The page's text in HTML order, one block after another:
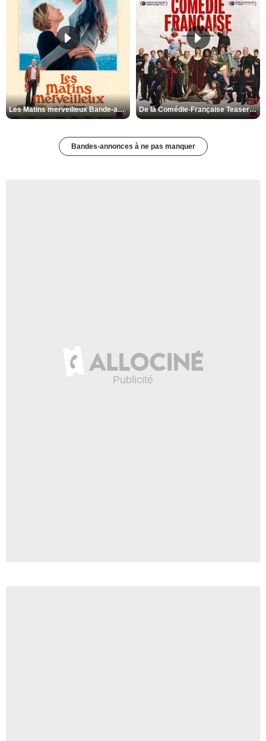
Les Matins merveilleux Bande-annonce VF De la Comédie-Française Teaser VF
Bandes-annonces à ne pas manquer